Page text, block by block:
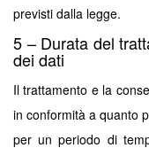
previsti dalla legge.
5 – Durata del
dei dati
Il trattamento e la
in conformità a quanto
per un periodo di